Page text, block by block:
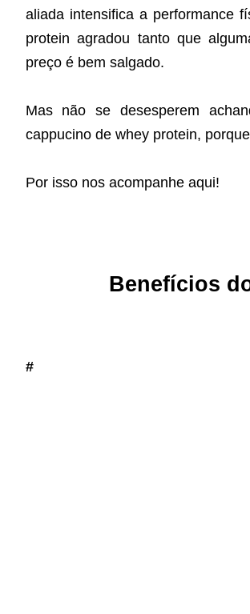
aliada intensifica a performance
protein agradou tanto que
preço é bem salgado.
Mas não se desesperem
cappucino de whey protein,
Por isso nos acompanhe aqui!
Benefícios
#